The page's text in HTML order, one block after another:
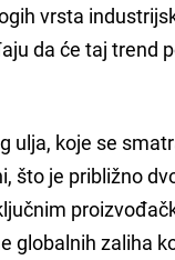
vrsta
da će taj trend
ulja, koje se
što je približno
globalnih zaliha